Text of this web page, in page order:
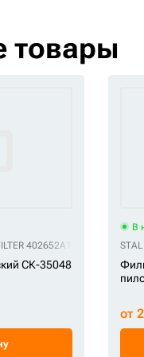
товары
402652A1 MC FILTER
СК-35048
В
от